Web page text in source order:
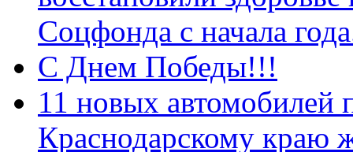
Соцфонда с начала
С Днем Победы!!!
11 новых автомобилей
Краснодарскому краю